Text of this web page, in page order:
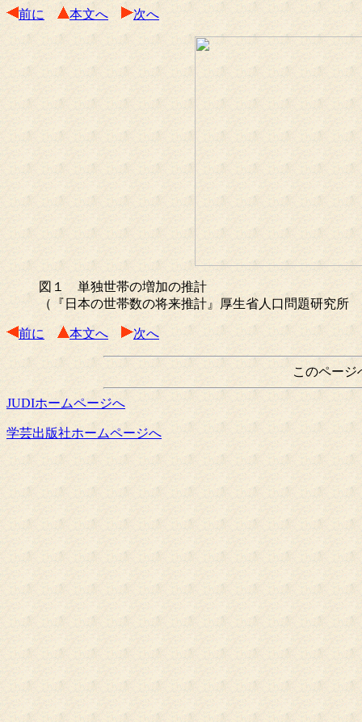
前に 本文へ 次へ
図１ 単独世帯の増加の推計
（『日本の世帯数の将来推計』厚生省人口問題研究所
前に 本文へ 次へ
このページ
JUDIホームページへ
学芸出版社ホームページへ